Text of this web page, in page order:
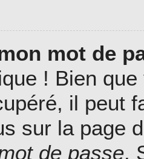
mot de
! Bien
il peut
sur la page
de passe.